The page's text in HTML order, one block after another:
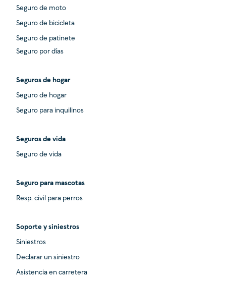
Seguro de moto
Seguro de bicicleta
Seguro de patinete
Seguro por días
Seguros de hogar
Seguro de hogar
Seguro para inquilinos
Seguros de vida
Seguro de vida
Seguro para mascotas
Resp. civil para perros
Soporte y siniestros
Siniestros
Declarar un siniestro
Asistencia en carretera